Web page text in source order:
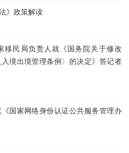
》政策解读
移民局负责人就《国务院关于修改
入境出境管理条例〉的决定》答记者
国家网络身份认证公共服务管理办